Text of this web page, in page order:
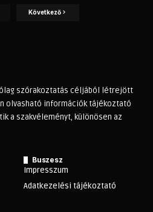
Következő
szórakoztatás céljából létrejött
olvasható információk tájékoztató
a szakvéleményt, különösen az
Buszesz
Impresszum
Adatkezelési tájékoztató